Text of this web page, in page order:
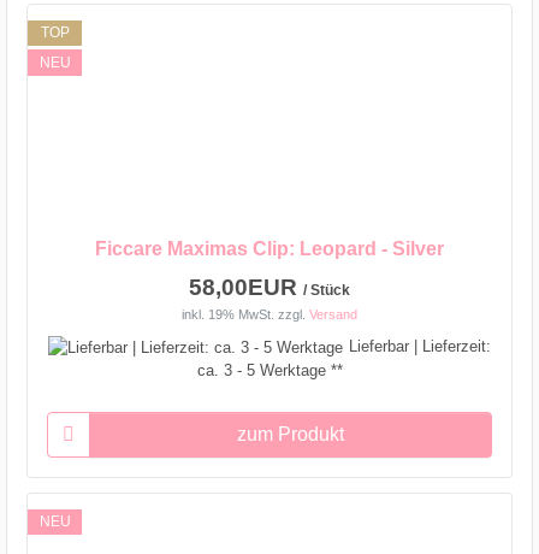
TOP
NEU
Ficcare Maximas Clip: Leopard - Silver
58,00EUR / Stück
inkl. 19% MwSt. zzgl. Versand
Lieferbar | Lieferzeit:
ca. 3 - 5 Werktage **
zum Produkt
NEU